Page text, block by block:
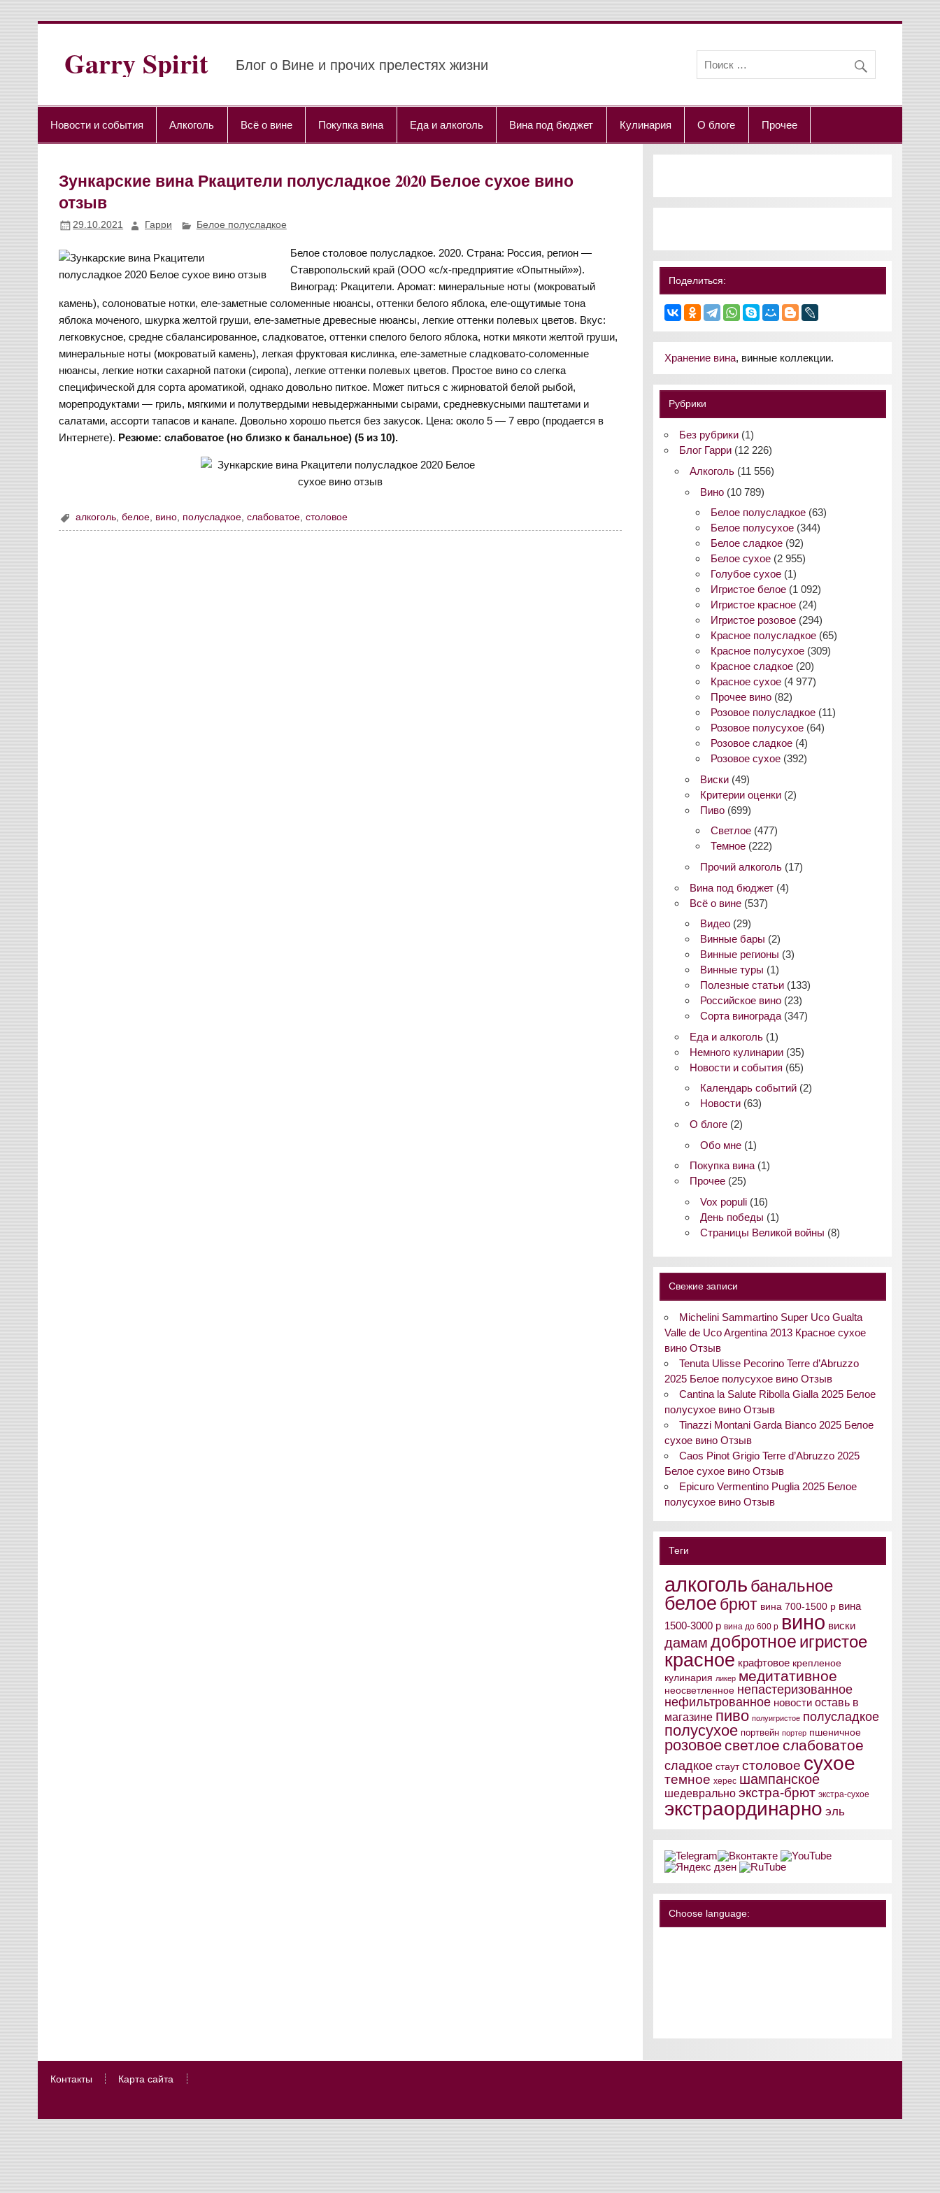
Перейти
Garry Spirit Блог о Вине и прочих прелестях жизни
Новости и события Алкоголь Всё о вине Покупка вина Еда и алкоголь Вина под бюджет Кулинария О блоге Прочее
Зункарские вина Ркацители полусладкое 2020 Белое сухое вино
отзыв
29.10.2021 Гарри Белое полусладкое
Белое столовое полусладкое. 2020. Страна: Россия, регион —
Ставропольский край (ООО «с/х-предприятие «Опытный»»).
Виноград: Ркацители. Аромат: минеральные ноты (мокроватый
камень), солоноватые нотки, еле-заметные соломенные нюансы, оттенки белого яблока, еле-ощутимые тона
яблока моченого, шкурка желтой груши, еле-заметные древесные нюансы, легкие оттенки полевых цветов. Вкус:
легковкусное, средне сбалансированное, сладковатое, оттенки спелого белого яблока, нотки мякоти желтой груши,
минеральные ноты (мокроватый камень), легкая фруктовая кислинка, еле-заметные сладковато-соломенные
нюансы, легкие нотки сахарной патоки (сиропа), легкие оттенки полевых цветов. Простое вино со слегка
специфической для сорта ароматикой, однако довольно питкое. Может питься с жирноватой белой рыбой,
морепродуктами — гриль, мягкими и полутвердыми невыдержанными сырами, средневкусными паштетами и
салатами, ассорти тапасов и канапе. Довольно хорошо пьется без закусок. Цена: около 5 — 7 евро (продается в
Интернете). Резюме: слабоватое (но близко к банальное) (5 из 10).
алкоголь,белое, вино, полусладкое,слабоватое,столовое
Поделиться:
Хранение вина, винные коллекции.
Рубрики
Без рубрики(1)
Блог Гарри(12 226)
Алкоголь (11 556)
Вино (10 789)
Белое полусладкое (63)
Белое полусухое (344)
Белое сладкое (92)
Белое сухое (2 955)
Голубое сухое (1)
Игристое белое (1 092)
Игристое красное (24)
Игристое розовое (294)
Красное полусладкое (65)
Красное полусухое (309)
Красное сладкое (20)
Красное сухое (4 977)
Прочее вино (82)
Розовое полусладкое (11)
Розовое полусухое (64)
Розовое сладкое (4)
Розовое сухое (392)
Виски (49)
Критерии оценки (2)
Пиво (699)
Светлое (477)
Темное (222)
Прочий алкоголь (17)
Вина под бюджет (4)
Всё о вине (537)
Видео (29)
Винные бары (2)
Винные регионы (3)
Винные туры (1)
Полезные статьи (133)
Российское вино (23)
Сорта винограда (347)
Еда и алкоголь (1)
Немного кулинарии (35)
Новости и события (65)
Календарь событий (2)
Новости (63)
О блоге (2)
Обо мне (1)
Покупка вина (1)
Прочее (25)
Vox populi (16)
День победы (1)
Страницы Великой войны (8)
Свежие записи
Michelini Sammartino Super Uco Gualta
Valle de Uco Argentina 2013 Красное сухое
вино Отзыв
Tenuta Ulisse Pecorino Terre d’Abruzzo
2025 Белое полусухое вино Отзыв
Cantina la Salute Ribolla Gialla 2025 Белое
полусухое вино Отзыв
Tinazzi Montani Garda Bianco 2025 Белое
сухое вино Отзыв
Caos Pinot Grigio Terre d’Abruzzo 2025
Белое сухое вино Отзыв
Epicuro Vermentino Puglia 2025 Белое
полусухое вино Отзыв
Теги
алкоголь банальное
белое брют вина 700-1500 р вина
1500-3000 р вина до 600 р вино виски
дамам добротное игристое
красное крафтовое крепленое
кулинария ликер медитативное
неосветленное непастеризованное
нефильтрованное новости оставь в
магазине пиво полуигристое полусладкое
полусухое портвейн портер пшеничное
розовоесветлое слабоватое
сладкое стаут столовое сухое
темное херес шампанское
шедеврально экстра-брют экстра-сухое
экстраординарно эль
Choose language:
Контакты Карта сайта